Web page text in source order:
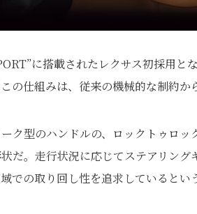
に搭載されたレクサス初採用と
の仕組みは、従来の機械的な制約か
ク型のハンドルの、ロックトゥロ
だ。走行状況に応じてステアリン
での取り回し性を追求しているとい